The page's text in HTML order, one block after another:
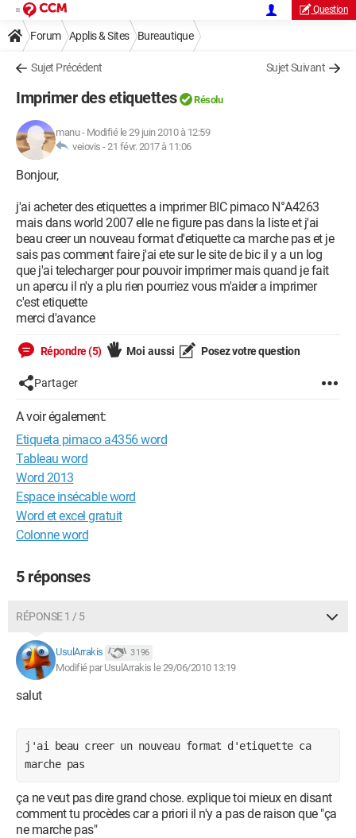
Question
Forum Applis & Sites Bureautique
Sujet Précédent Sujet Suivant
Imprimer des etiquettes Résolu
manu- Modifié le 29 juin 2010 à 12:59
veiovis -21 févr. 2017 à 11:06
Bonjour,
j'ai acheter des etiquettes a imprimer BIC pimaco N°A4263
mais dans world 2007 elle ne figure pas dans la liste et j'ai
beau creer un nouveau format d'etiquette ca marche pas et je
sais pas comment faire j'ai ete sur le site de bic il y a un log
que j'ai telecharger pour pouvoir imprimer mais quand je fait
un apercu il n'y a plu rien pourriez vous m'aider a imprimer
c'est etiquette
merci d'avance
Répondre (5) Moi aussi Posez votre question
Partager
A voir également:
Etiqueta pimaco a4356 word
Tableau word
Word 2013
Espace insécable word
Word et excel gratuit
Colonne word
5 réponses
RÉPONSE 1 / 5
UsulArrakis 3 196
Modifié par UsulArrakis le 29/06/2010 13:19
salut
j'ai beau creer un nouveau format d'etiquette ca
marche pas
ça ne veut pas dire grand chose. explique toi mieux en disant
comment tu procèdes car a priori il n'y a pas de raison que "ça
ne marche pas"